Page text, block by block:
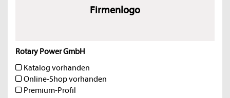
Firmenlogo
Rotary Power GmbH
Katalog vorhanden
Online-Shop vorhanden
Premium-Profil